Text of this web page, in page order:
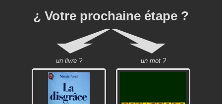
¿ Votre prochaine étape ?
un livre ? un mot ?